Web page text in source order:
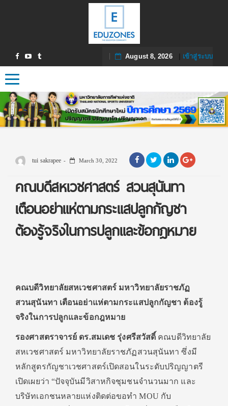
August 8, 2026| เข้าสู่ระบบ
Toggle navigation
tui sakrapee March 30, 2022
คณบดีสหเวชศาสตร์ สวนสุนันทา
เตือนอย่าแห่ตามกระแสปลูกกัญชา
ต้องรู้จริงในการปลูกและข้อกฎหมาย
คณบดีวิทยาลัยสหเวชศาสตร์ มหาวิทยาลัยราชภัฏ
สวนสุนันทา เตือนอย่าแห่ตามกระแสปลูกกัญชา ต้องรู้
จริงในการปลูกและข้อกฎหมาย
รองศาสตราจารย์ ดร.สมเดช รุ่งศรีสวัสดิ์ คณบดีวิทยาลัย
สหเวชศาสตร์ มหาวิทยาลัยราชภัฏสวนสุนันทา ซึ่งมี
หลักสูตรกัญชาเวชศาสตร์เปิดสอนในระดับปริญญาตรี
เปิดเผยว่า “ปัจจุบันมีวิสาหกิจชุมชนจำนวนมาก และ
บริษัทเอกชนหลายแห่งติดต่อขอทำ MOU กับ